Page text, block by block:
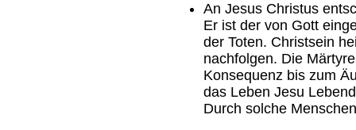
An Jesus Christus
Er ist der von Gott
der Toten. Christsein
nachfolgen. Die
Konsequenz bis zum
das Leben Jesu
Durch solche